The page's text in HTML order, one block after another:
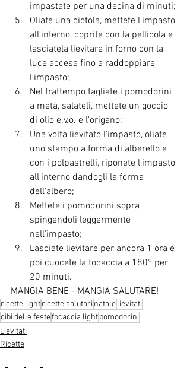
impastate per una decina di minuti;
Oliate una ciotola, mettete l'impasto
all'interno, coprite con la pellicola e
lasciatela lievitare in forno con la
luce accesa fino a raddoppiare
l'impasto;
Nel frattempo tagliate i pomodorini
a metà, salateli, mettete un goccio
di olio e.v.o. e l'origano;
Una volta lievitato l'impasto, oliate
uno stampo a forma di alberello e
con i polpastrelli, riponete l'impasto
all'interno dandogli la forma
dell'albero;
Mettete i pomodorini sopra
spingendoli leggermente
nell'impasto;
Lasciate lievitare per ancora 1 ora e
poi cuocete la focaccia a 180° per
20 minuti.
MANGIA BENE - MANGIA SALUTARE!
ricette lightricette salutari natalelievitati
cibi delle festefocaccia lightpomodorini
Lievitati
Ricette